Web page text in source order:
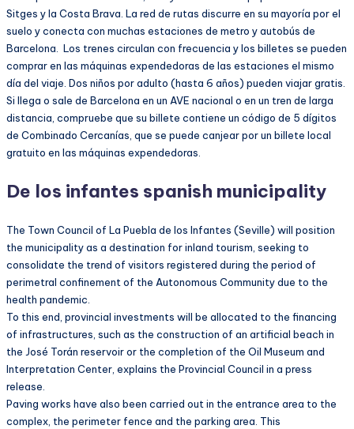
Sitges y la Costa Brava. La red de rutas discurre en su mayoría por el
suelo y conecta con muchas estaciones de metro y autobús de
Barcelona. Los trenes circulan con frecuencia y los billetes se pueden
comprar en las máquinas expendedoras de las estaciones el mismo
día del viaje. Dos niños por adulto (hasta 6 años) pueden viajar gratis.
Si llega o sale de Barcelona en un AVE nacional o en un tren de larga
distancia, compruebe que su billete contiene un código de 5 dígitos
de Combinado Cercanías, que se puede canjear por un billete local
gratuito en las máquinas expendedoras.
De los infantes spanish municipality
The Town Council of La Puebla de los Infantes (Seville) will position
the municipality as a destination for inland tourism, seeking to
consolidate the trend of visitors registered during the period of
perimetral confinement of the Autonomous Community due to the
health pandemic.
To this end, provincial investments will be allocated to the financing
of infrastructures, such as the construction of an artificial beach in
the José Torán reservoir or the completion of the Oil Museum and
Interpretation Center, explains the Provincial Council in a press
release.
Paving works have also been carried out in the entrance area to the
complex, the perimeter fence and the parking area. This